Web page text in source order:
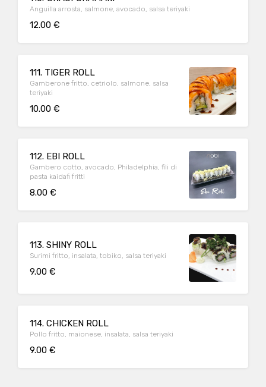
Anguilla arrosta, salmone, avocado, salsa teriyaki
12.00 €
111. TIGER ROLL
Gamberone fritto, cetriolo, salmone, salsa
teriyaki
10.00 €
112. EBI ROLL
Gambero cotto, avocado, Philadelphia, fili di
pasta kaidafi fritti
8.00 €
113. SHINY ROLL
Surimi fritto, insalata, tobiko, salsa teriyaki
9.00 €
114. CHICKEN ROLL
Pollo fritto, maionese, insalata, salsa teriyaki
9.00 €